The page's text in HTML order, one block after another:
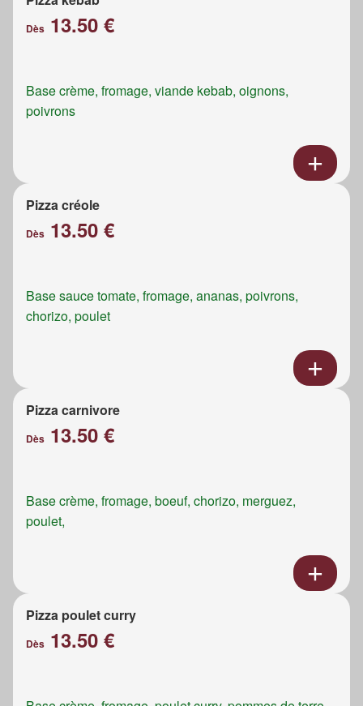
Dès 13.50 €
Base crème, fromage, viande kebab, oignons,
poivrons
Pizza créole
Dès 13.50 €
Base sauce tomate, fromage, ananas, poivrons,
chorizo, poulet
Pizza carnivore
Dès 13.50 €
Base crème, fromage, boeuf, chorizo, merguez,
poulet,
Pizza poulet curry
Dès 13.50 €